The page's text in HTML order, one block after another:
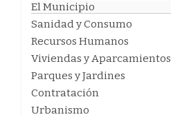
El Municipio
Sanidad y Consumo
Recursos Humanos
Viviendas y Aparcamientos
Parques y Jardines
Contratación
Urbanismo